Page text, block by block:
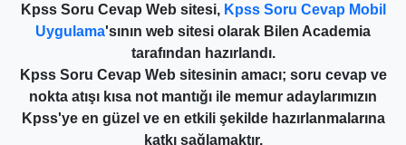
Kpss Soru Cevap Web sitesi, Kpss Soru Cevap Mobil
Uygulama'sının web sitesi olarak Bilen Academia
tarafından hazırlandı.
Kpss Soru Cevap Web sitesinin amacı; soru cevap ve
nokta atışı kısa not mantığı ile memur adaylarımızın
Kpss'ye en güzel ve en etkili şekilde hazırlanmalarına
katkı sağlamaktır.